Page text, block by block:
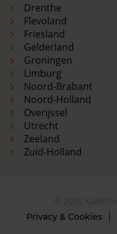
Drenthe
Flevoland
Friesland
Gelderland
Groningen
Limburg
Noord-Brabant
Noord-Holland
Overijssel
Utrecht
Zeeland
Zuid-Holland
Privacy & Cookies